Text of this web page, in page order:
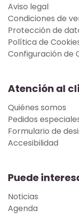
Aviso legal
Condiciones de
Protección de
Política de
Configuración de
Atención al
Quiénes somos
Pedidos
Formulario de
Accesibilidad
Puede
Noticias
Agenda